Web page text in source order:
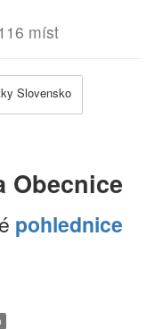
míst
Slovensko
Obecnice
pohlednice